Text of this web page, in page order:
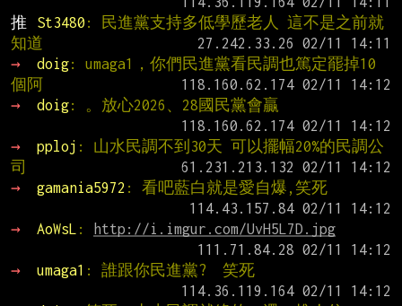
推
St3480 : 民進黨支持多低學歷老人 這不是之前就
知道
→
doig: umaga1，你們民進黨看民調也篤定罷掉10
個阿
→
doig: 。放心2026、28國民黨會贏
→
pploj : 山水民調不到30天 可以擺幅20%的民調公
司
→
gamania5972 : 看吧藍白就是愛自爆,笑死
→
AoWsL :
http://i.imgur.com/UvH5L7D.jpg
→
umaga1 : 誰跟你民進黨?  笑死